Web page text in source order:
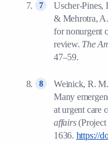
Uscher-Pines,
& Mehrotra,
for nonurgent
review. The
47–59.
Weinick, R.
Many
at urgent care
affairs(Project
1636. https://